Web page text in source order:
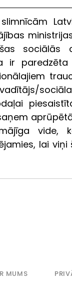
sociālās
ir
vide,
lai viņi
MUMS